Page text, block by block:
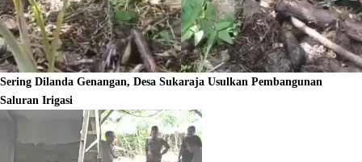
Sering Dilanda Genangan, Desa Sukaraja Usulkan Pembangunan
Saluran Irigasi